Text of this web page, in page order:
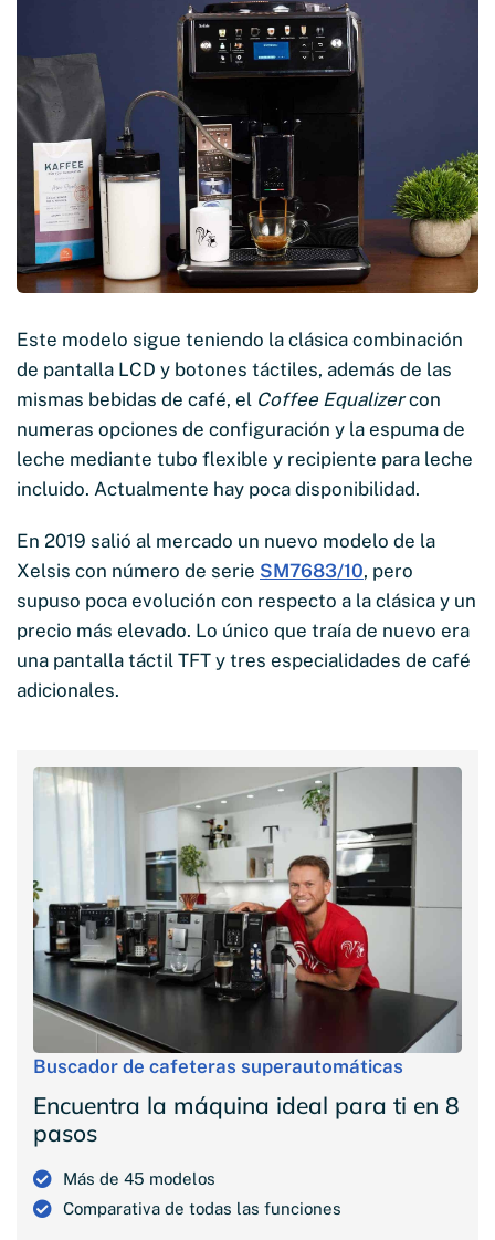
Este modelo sigue teniendo la clásica combinación
de pantalla LCD y botones táctiles, además de las
mismas bebidas de café, el Coffee Equalizercon
numeras opciones de configuración y la espuma de
leche mediante tubo flexible y recipiente para leche
incluido. Actualmente hay poca disponibilidad.
En 2019 salió al mercado un nuevo modelo de la
Xelsis con número de serie SM7683/10, pero
supuso poca evolución con respecto a la clásica y un
precio más elevado. Lo único que traía de nuevo era
una pantalla táctil TFT y tres especialidades de café
adicionales.
Buscador de cafeteras superautomáticas
Encuentra la máquina ideal para ti en 8
pasos
Más de 45 modelos
Comparativa de todas las funciones